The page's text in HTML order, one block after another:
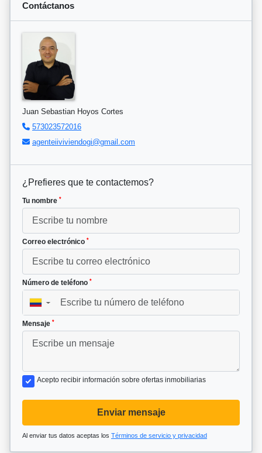
Contáctanos
Juan Sebastian Hoyos Cortes
573023572016
agenteiiviviendogi@gmail.com
¿Prefieres que te contactemos?
Tu nombre *
Correo electrónico *
Número de teléfono *
▼
Mensaje *
Acepto recibir información sobre ofertas inmobiliarias
Enviar mensaje
Al enviar tus datos aceptas los Términos de servicio y privacidad